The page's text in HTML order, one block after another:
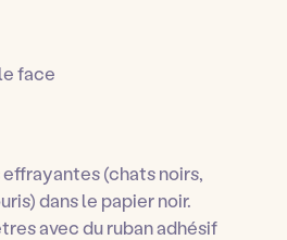
face
(chats noirs,
dans le papier noir.
avec du ruban adhésif